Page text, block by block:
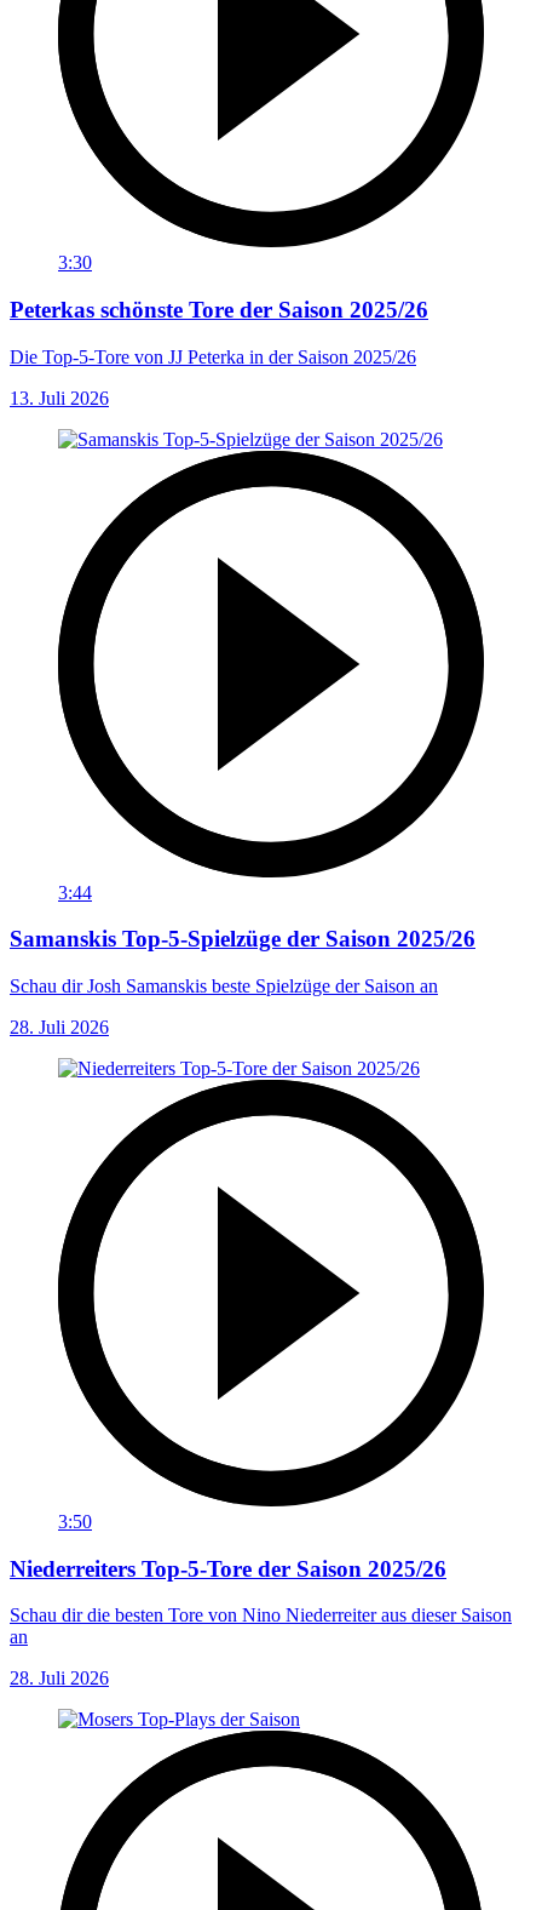
3:30
Peterkas schönste Tore der Saison 2025/26
Die Top-5-Tore von JJ Peterka in der Saison 2025/26
13. Juli 2026
3:44
Samanskis Top-5-Spielzüge der Saison 2025/26
Schau dir Josh Samanskis beste Spielzüge der Saison an
28. Juli 2026
3:50
Niederreiters Top-5-Tore der Saison 2025/26
Schau dir die besten Tore von Nino Niederreiter aus dieser Saison
an
28. Juli 2026